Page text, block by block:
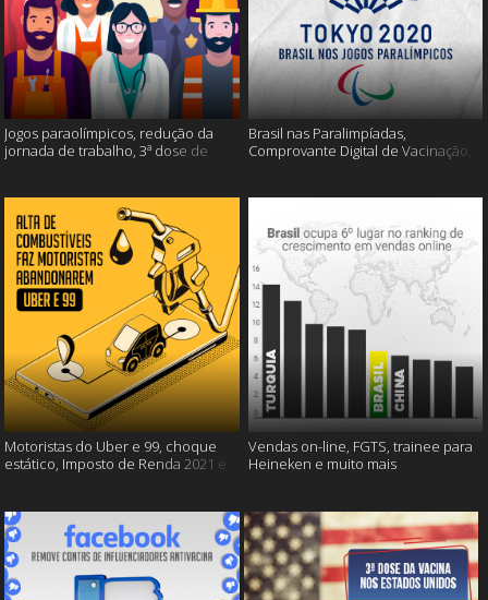
Jogos paraolímpicos, redução da
jornada de trabalho, 3ª dose de
Brasil nas Paralimpíadas,
Comprovante Digital de Vacinação,
Motoristas do Uber e 99, choque
estático, Imposto de Renda 2021 e
Vendas on-line, FGTS, trainee para
Heineken e muito mais